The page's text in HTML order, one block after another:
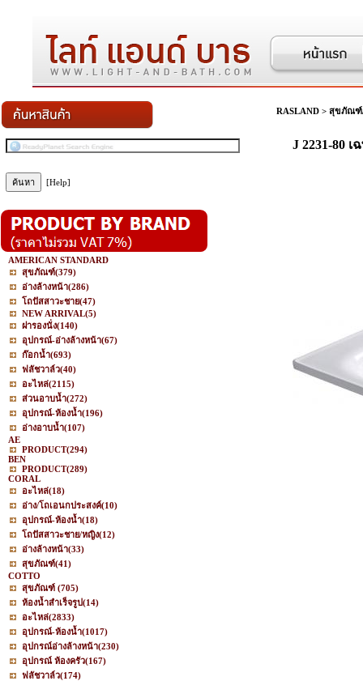
[Help]
AMERICAN STANDARD
สุขภัณฑ์(379)
อ่างล้างหน้า(286)
โถปัสสาวะชาย(47)
NEW ARRIVAL(5)
ฝารองนั่ง(140)
อุปกรณ์-อ่างล้างหน้า(67)
ก๊อกน้ำ(693)
ฟลัชวาล์ว(40)
อะไหล่(2115)
ส่วนอาบน้ำ(272)
อุปกรณ์-ห้องน้ำ(196)
อ่างอาบน้ำ(107)
AE
PRODUCT(294)
BEN
PRODUCT(289)
CORAL
อะไหล่(18)
อ่าง/โถเอนกประสงค์(10)
อุปกรณ์-ห้องน้ำ(18)
โถปัสสาวะชาย/หญิง(12)
อ่างล้างหน้า(33)
สุขภัณฑ์(41)
COTTO
สุขภัณฑ์ (705)
ห้องน้ำสำเร็จรูป(14)
อะไหล่(2833)
อุปกรณ์-ห้องน้ำ(1017)
อุปกรณ์อ่างล้างหน้า(230)
อุปกรณ์ ห้องครัว(167)
ฟลัชวาล์ว(174)
RASLAND > สุขภัณฑ์/
J 2231-80